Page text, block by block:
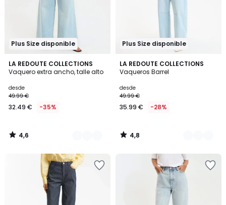
Plus Size disponible
LA REDOUTE COLLECTIONS
Vaquero extra ancho, talle alto
desde
49.99 €
32.49 € -35%
4,6
/ 5
4
Colores
4,6
/
Plus Size disponible
LA REDOUTE COLLECTIONS
Vaqueros Barrel
desde
49.99 €
35.99 € -28%
4,8
/ 5
4
Colores
4,8
/